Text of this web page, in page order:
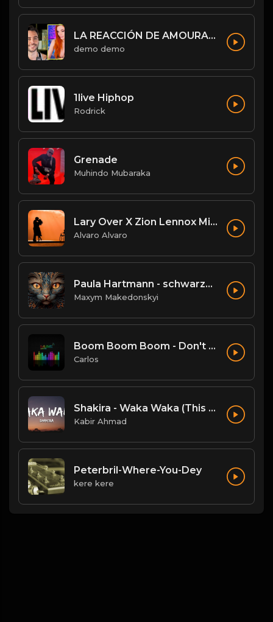
LA REACCIÓN DE AMOURANTH AL VER A JORDI WILD: “HE’S HOT AS F**K” - Jordi le hace un llamamiento 😉
demo demo
1live Hiphop
Rodrick
Grenade
Muhindo Mubaraka
Lary Over X Zion Lennox Mi Mundo El Wason BB.mp3
Alvaro Alvaro
Paula Hartmann - schwarze SUVs
Maxym Makedonskyi
Boom Boom Boom - Don't Break My Balls Mix.mp3
Carlos
Shakira - Waka Waka (This Time For Africa) (Lyrics)
Kabir Ahmad
Peterbril-Where-You-Dey
kere kere